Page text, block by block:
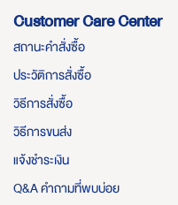
Customer Care Center
สถานะคำสั่งซื้อ
ประวัติการสั่งซื้อ
วิธีการสั่งซื้อ
วิธีการขนส่ง
แจ้งชำระเงิน
Q&A คำถามที่พบบ่อย